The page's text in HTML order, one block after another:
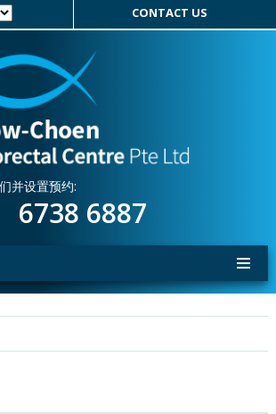
CONTACT US
并设置预约:
6738 6887